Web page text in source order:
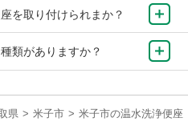
を取り付けられまか？
類がありますか？
県 > 米子市 > 米子市の温水洗浄便座